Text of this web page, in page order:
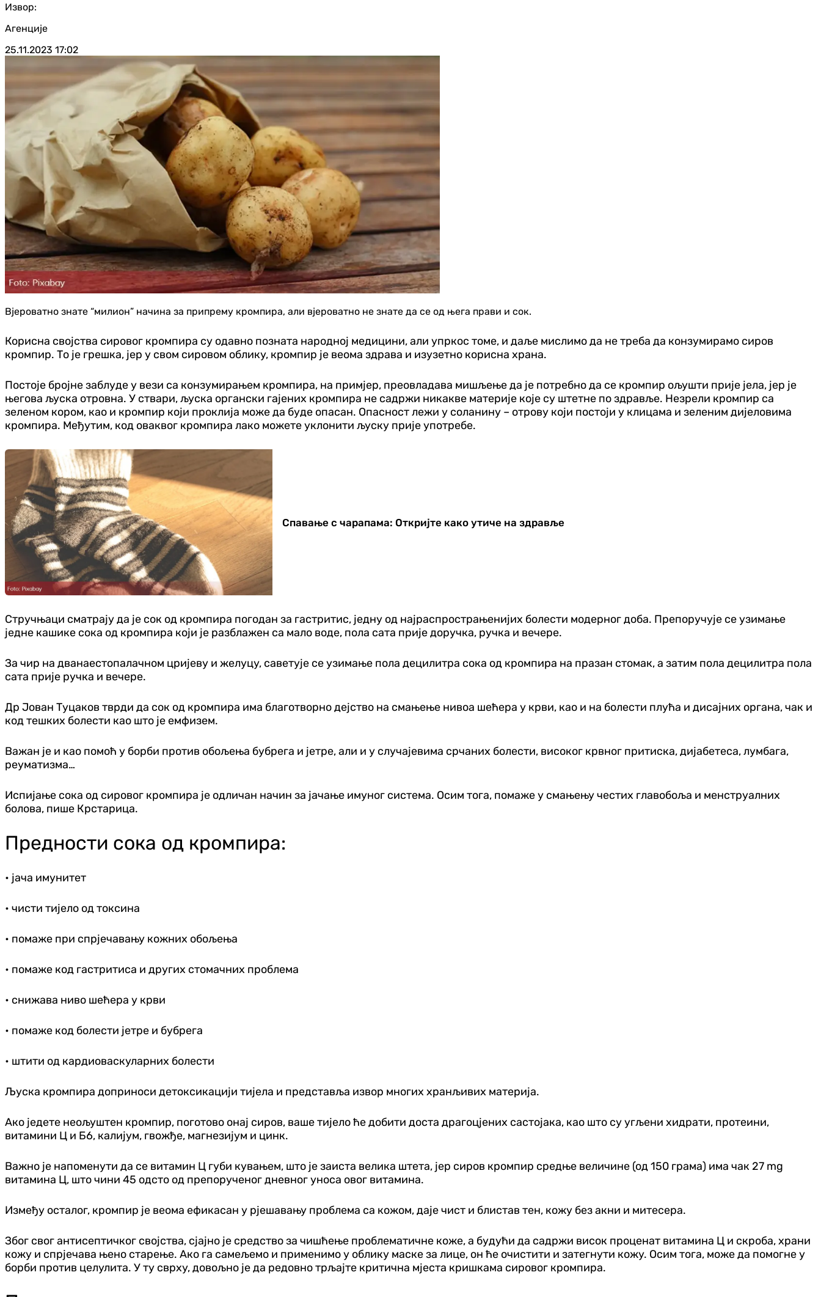
Извор:
Агенције
25.11.2023 17:02
Вјероватно знате “милион” начина за припрему кромпира, али вјероватно не знате да се од њега прави и сок.
Корисна својства сировог кромпира су одавно позната народној медицини, али упркос томе, и даље мислимо да не треба да конзумирамо сиров
кромпир. То је грешка, јер у свом сировом облику, кромпир је веома здрава и изузетно корисна храна.
Постоје бројне заблуде у вези са конзумирањем кромпира, на примјер, преовладава мишљење да је потребно да се кромпир ољушти прије јела, јер је
његова љуска отровна. У ствари, љуска органски гајених кромпира не садржи никакве материје које су штетне по здравље. Незрели кромпир са
зеленом кором, као и кромпир који проклија може да буде опасан. Опасност лежи у соланину – отрову који постоји у клицама и зеленим дијеловима
кромпира. Међутим, код оваквог кромпира лако можете уклонити љуску прије употребе.
Спавање с чарапама: Откријте како утиче на здравље
Стручњаци сматрају да је сок од кромпира погодан за гастритис, једну од најраспрострањенијих болести модерног доба. Препоручује се узимање
једне кашике сока од кромпира који је разблажен са мало воде, пола сата прије доручка, ручка и вечере.
За чир на дванаестопалачном цријеву и желуцу, саветује се узимање пола децилитра сока од кромпира на празан стомак, а затим пола децилитра пола
сата прије ручка и вечере.
Др Јован Туцаков тврди да сок од кромпира има благотворно дејство на смањење нивоа шећера у крви, као и на болести плућа и дисајних органа, чак и
код тешких болести као што је емфизем.
Важан је и као помоћ у борби против обољења бубрега и јетре, али и у случајевима срчаних болести, високог крвног притиска, дијабетеса, лумбага,
реуматизма…
Испијање сока од сировог кромпира је одличан начин за јачање имуног система. Осим тога, помаже у смањењу честих главобоља и менструалних
болова, пише Крстарица.
Предности сока од кромпира:
• јача имунитет
• чисти тијело од токсина
• помаже при спрјечавању кожних обољења
• помаже код гастритиса и других стомачних проблема
• снижава ниво шећера у крви
• помаже код болести јетре и бубрега
• штити од кардиоваскуларних болести
Љуска кромпира доприноси детоксикацији тијела и представља извор многих хранљивих материја.
Ако једете неољуштен кромпир, поготово онај сиров, ваше тијело ће добити доста драгоцјених састојака, као што су угљени хидрати, протеини,
витамини Ц и Б6, калијум, гвожђе, магнезијум и цинк.
Важно је напоменути да се витамин Ц губи кувањем, што је заиста велика штета, јер сиров кромпир средње величине (од 150 грама) има чак 27 mg
витамина Ц, што чини 45 одсто од препорученог дневног уноса овог витамина.
Између осталог, кромпир је веома ефикасан у рјешавању проблема са кожом, даје чист и блистав тен, кожу без акни и митесера.
Због свог антисептичког својства, сјајно је средство за чишћење проблематичне коже, а будући да садржи висок проценат витамина Ц и скроба, храни
кожу и спрјечава њено старење. Ако га самељемо и применимо у облику маске за лице, он ће очистити и затегнути кожу. Осим тога, може да помогне у
борби против целулита. У ту сврху, довољно је да редовно трљајте критична мјеста кришкама сировог кромпира.